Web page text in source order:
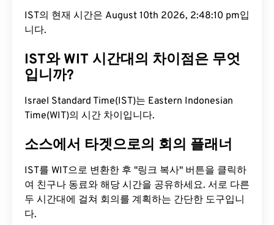
IST의 현재 시간은 August 10th 2026, 2:48:11 pm입
니다.
IST와 WIT 시간대의 차이점은 무엇
입니까?
Israel Standard Time(IST)는 Eastern Indonesian
Time(WIT)의 시간 차이입니다.
소스에서 타겟으로의 회의 플래너
IST를 WIT으로 변환한 후 "링크 복사" 버튼을 클릭하
여 친구나 동료와 해당 시간을 공유하세요. 서로 다른
두 시간대에 걸쳐 회의를 계획하는 간단한 도구입니
다.